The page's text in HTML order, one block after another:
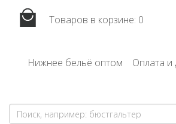
Товаров в корзине: 0
Нижнее бельё оптом Оплата и